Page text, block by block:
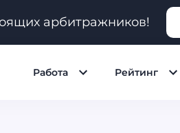
арбитражников!
Работа Рейтинг